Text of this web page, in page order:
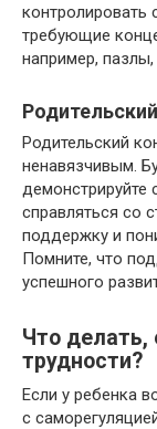
контролировать
требующие
например,
Родительский
ненавязчивым.
демонстрируйте
справляться со
поддержку и
Помните, что
успешного
Что делать,
трудности?
Если у ребенка
с